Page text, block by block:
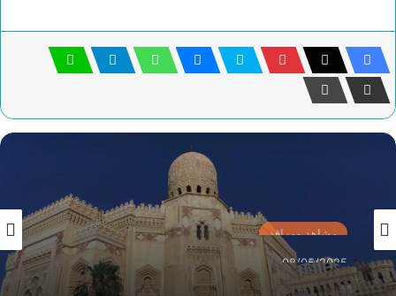
مشاهد ومراقد
08/05/2025
مساجد الإسكندرية تتزين بأسماء أقطاب الصوفية